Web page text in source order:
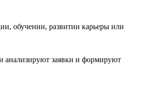
обучении, развитии карьеры или
анализируют заявки и формируют